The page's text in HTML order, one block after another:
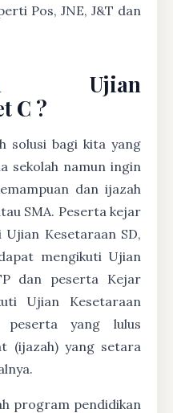
Pos, JNE, J&T dan
Ujian
C ?
solusi bagi kita yang
sekolah namun ingin
dan ijazah
SMA. Peserta kejar
Kesetaraan SD,
mengikuti Ujian
dan peserta Kejar
Ujian Kesetaraan
peserta yang lulus
(ijazah) yang setara
program pendidikan